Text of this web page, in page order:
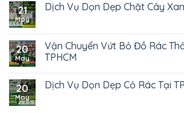
21
May
Dịch Vụ Dọn Dẹp Chặt Cây
20
May
Vận Chuyển Vứt Bỏ Đồ Rác
TPHCM
20
May
Dịch Vụ Dọn Dẹp Cỏ Rác Tại